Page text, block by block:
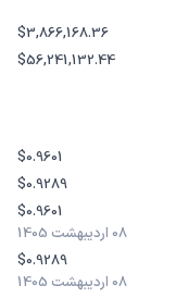
$3,866,168.36
$56,241,132.44
$0.9601
$0.9289
$0.9601
08 اردیبهشت 1405
$0.9289
08 اردیبهشت 1405